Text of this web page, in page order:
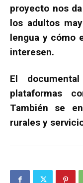
proyecto nos
los adultos
lengua y cómo
interesen.
El
plataformas
También se
rurales y